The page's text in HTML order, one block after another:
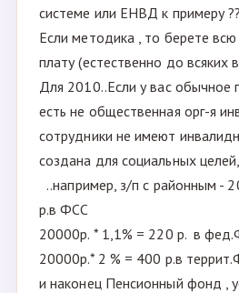
системе или ЕНВД к примеру ??
Если методика , то берете
плату (естественно до всяких
Для 2010..Если у вас обычное
есть не общественная орг-я
сотрудники не имеют
создана для социальных
..например, з/п с районным -
р.в ФСС
20000р. * 1,1% = 220 р. в
20000р.* 2 % = 400 р.в
и наконец Пенсионный фонд ,